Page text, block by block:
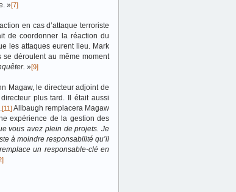
»[7]
en cas d’attaque terroriste
de coordonner la réaction du
les attaques eurent lieu. Mark
se déroulent au même moment
»[9]
Magaw, le directeur adjoint de
plus tard. Il était aussi
[11]Allbaugh remplacera Magaw
expérience de la gestion des
vous avez plein de projets. Je
à moindre responsabilité qu’il
un responsable-clé en